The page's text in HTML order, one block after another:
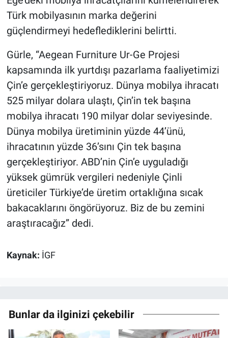
Türk mobilyasının marka değerini
güçlendirmeyi hedeflediklerini belirtti.
Gürle, “Aegean Furniture Ur-Ge Projesi
kapsamında ilk yurtdışı pazarlama faaliyetimizi
Çin’e gerçekleştiriyoruz. Dünya mobilya ihracatı
525 milyar dolara ulaştı, Çin’in tek başına
mobilya ihracatı 190 milyar dolar seviyesinde.
Dünya mobilya üretiminin yüzde 44’ünü,
ihracatının yüzde 36’sını Çin tek başına
gerçekleştiriyor. ABD’nin Çin’e uyguladığı
yüksek gümrük vergileri nedeniyle Çinli
üreticiler Türkiye’de üretim ortaklığına sıcak
bakacaklarını öngörüyoruz. Biz de bu zemini
araştıracağız” dedi.
Kaynak: İGF
Bunlar da ilginizi çekebilir